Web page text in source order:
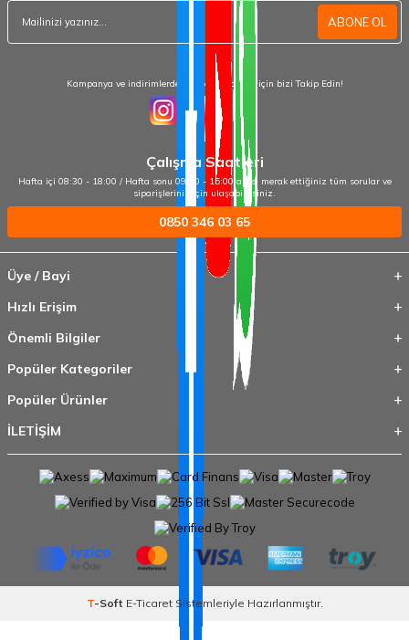
ABONE OL
Kampanya ve indirimlerden haberdar olmak için bizi Takip Edin!
Çalışma Saatleri
Hafta içi 08:30 - 18:00 / Hafta sonu 09:00 - 15:00 arası merak ettiğiniz tüm sorular ve
siparişleriniz için ulaşabilirsiniz.
0850 346 03 65
Üye / Bayi
Hızlı Erişim
Önemli Bilgiler
Popüler Kategoriler
Popüler Ürünler
İLETİŞİM
T-Soft E-TicaretSistemleriyle Hazırlanmıştır.